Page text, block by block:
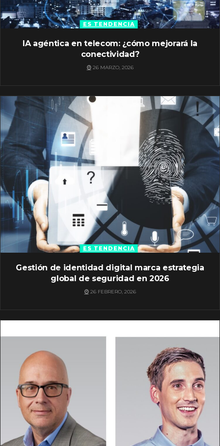
ES TENDENCIA
IA agéntica en telecom: ¿cómo mejorará la
conectividad?
26 MARZO, 2026
ES TENDENCIA
Gestión de identidad digital marca estrategia
global de seguridad en 2026
26 FEBRERO, 2026